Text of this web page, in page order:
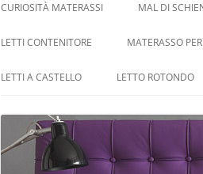
CURIOSITÀ MATERASSI MAL DI
LETTI CONTENITORE MATERASSO
LETTI A CASTELLO LETTO ROTONDO